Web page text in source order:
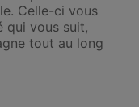
Celle-ci vous
qui vous suit,
tout au long